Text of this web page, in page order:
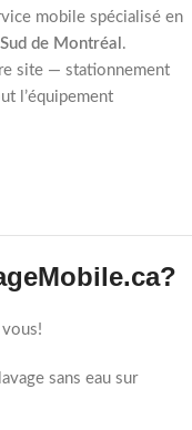
mobile spécialisé en
de Montréal .
site — stationnement
l’équipement
sans eau sur